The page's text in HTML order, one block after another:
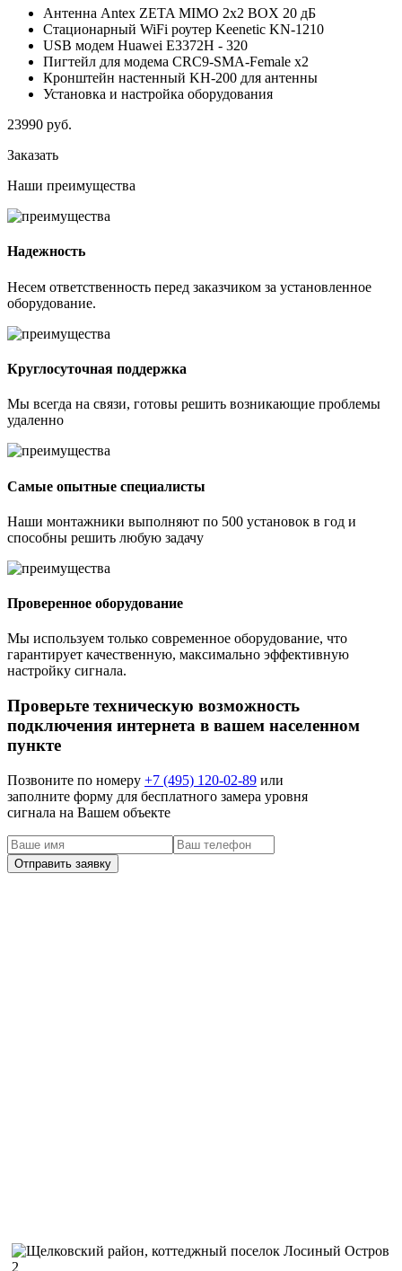
Антенна Antex ZETA MIMO 2x2 BOX 20 дБ
Стационарный WiFi роутер Keenetic KN-1210
USB модем Huawei E3372H - 320
Пигтейл для модема CRC9-SMA-Female x2
Кронштейн настенный KH-200 для антенны
Установка и настройка оборудования
23990 руб.
Заказать
Наши преимущества
Надежность
Несем ответственность перед заказчиком за установленное
оборудование.
Круглосуточная поддержка
Мы всегда на связи, готовы решить возникающие проблемы
удаленно
Самые опытные специалисты
Наши монтажники выполняют по 500 установок в год и
способны решить любую задачу
Проверенное оборудование
Мы используем только современное оборудование, что
гарантирует качественную, максимально эффективную
настройку сигнала.
Проверьте техническую возможность
подключения интернета в вашем населенном
пункте
Позвоните по номеру +7 (495) 120-02-89 или
заполните форму для бесплатного замера уровня
сигнала на Вашем объекте